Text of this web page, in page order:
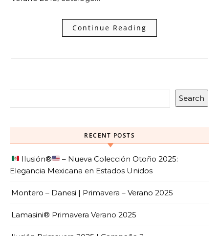
Continue Reading
Search
RECENT POSTS
Ilusión®️
– Nueva Colección Otoño 2025:
Elegancia Mexicana en Estados Unidos
Montero – Danesi | Primavera – Verano 2025
Lamasini® Primavera Verano 2025